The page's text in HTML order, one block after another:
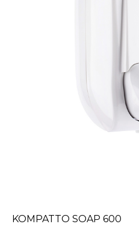
KOMPATTO SOAP 600